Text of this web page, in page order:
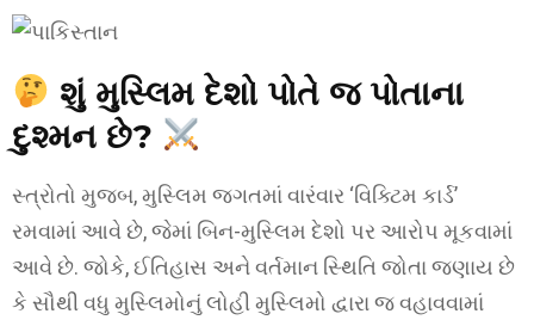
શું મુસ્લિમ દેશો પોતે જ પોતાના
દુશ્મન છે?
સ્ત્રોતો મુજબ, મુસ્લિમ જગતમાં વારંવાર ‘વિક્ટિમ કાર્ડ’
રમવામાં આવે છે, જેમાં બિન-મુસ્લિમ દેશો પર આરોપ મૂકવામાં
આવે છે. જોકે, ઈતિહાસ અને વર્તમાન સ્થિતિ જોતા જણાય છે
કે સૌથી વધુ મુસ્લિમોનું લોહી મુસ્લિમો દ્વારા જ વહાવવામાં